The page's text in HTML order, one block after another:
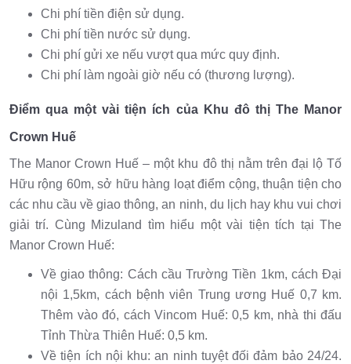
Chi phí tiền điện sử dụng.
Chi phí tiền nước sử dụng.
Chi phí gửi xe nếu vượt qua mức quy định.
Chi phí làm ngoài giờ nếu có (thương lượng).
Điểm qua một vài tiện ích của Khu đô thị The Manor
Crown Huế
The Manor Crown Huế – một khu đô thị nằm trên đại lộ Tố
Hữu rộng 60m, sở hữu hàng loạt điểm cộng, thuận tiện cho
các nhu cầu về giao thông, an ninh, du lịch hay khu vui chơi
giải trí. Cùng Mizuland tìm hiểu một vài tiện tích tại The
Manor Crown Huế:
Về giao thông: Cách cầu Trường Tiền 1km, cách Đại
nội 1,5km, cách bệnh viên Trung ương Huế 0,7 km.
Thêm vào đó, cách Vincom Huế: 0,5 km, nhà thi đấu
Tỉnh Thừa Thiên Huế: 0,5 km.
Về tiện ích nội khu: an ninh tuyệt đối đảm bảo 24/24.